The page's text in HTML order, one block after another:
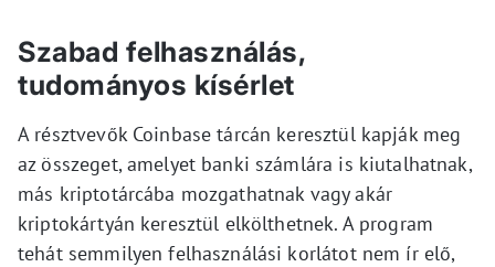
Szabad felhasználás,
tudományos kísérlet
A résztvevők Coinbase tárcán keresztül kapják meg
az összeget, amelyet banki számlára is kiutalhatnak,
más kriptotárcába mozgathatnak vagy akár
kriptokártyán keresztül elkölthetnek. A program
tehát semmilyen felhasználási korlátot nem ír elő,